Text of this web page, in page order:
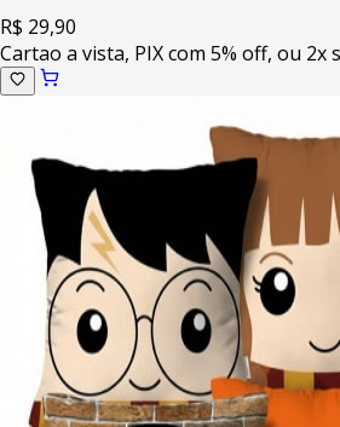
R$ 29,90
Cartao a vista, PIX com 5% off, ou 2x